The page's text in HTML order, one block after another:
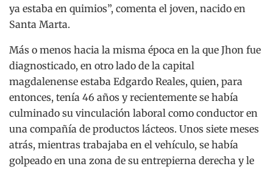
ya estaba en quimios”, comenta el joven, nacido en
Santa Marta.
Más o menos hacia la misma época en la que Jhon fue
diagnosticado, en otro lado de la capital
magdalenense estaba Edgardo Reales, quien, para
entonces, tenía 46 años y recientemente se había
culminado su vinculación laboral como conductor en
una compañía de productos lácteos. Unos siete meses
atrás, mientras trabajaba en el vehículo, se había
golpeado en una zona de su entrepierna derecha y le